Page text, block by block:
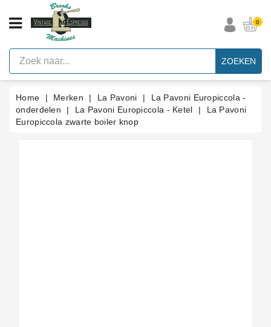
CATEGORIE
Vintage
Espresso
Machines
E61
Espresso
Machine
0
ZOEKEN
Home Merken La Pavoni
La Pavoni Europiccola -
onderdelen
La Pavoni Europiccola - Ketel
La Pavoni
Europiccola zwarte boiler knop